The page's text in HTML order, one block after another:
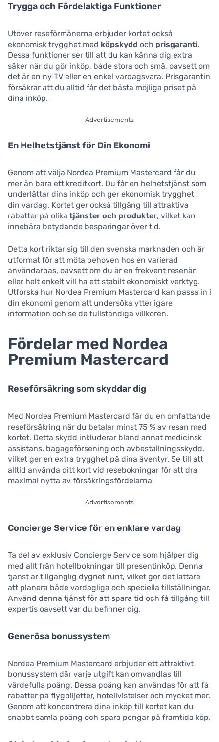
Trygga och Fördelaktiga Funktioner
Utöver reseförmånerna erbjuder kortet också
ekonomisk trygghet med köpskydd och prisgaranti.
Dessa funktioner ser till att du kan känna dig extra
säker när du gör inköp, både stora och små, oavsett om
det är en ny TV eller en enkel vardagsvara. Prisgarantin
försäkrar att du alltid får det bästa möjliga priset på
dina inköp.
Advertisements
En Helhetstjänst för Din Ekonomi
Genom att välja Nordea Premium Mastercard får du
mer än bara ett kreditkort. Du får en helhetstjänst som
underlättar dina inköp och ger ekonomisk trygghet i
din vardag. Kortet ger också tillgång till attraktiva
rabatter på olika tjänster och produkter, vilket kan
innebära betydande besparingar över tid.
Detta kort riktar sig till den svenska marknaden och är
utformat för att möta behoven hos en varierad
användarbas, oavsett om du är en frekvent resenär
eller helt enkelt vill ha ett stabilt ekonomiskt verktyg.
Utforska hur Nordea Premium Mastercard kan passa in i
din ekonomi genom att undersöka ytterligare
information och se de fullständiga villkoren.
Fördelar med Nordea
Premium Mastercard
Reseförsäkring som skyddar dig
Med Nordea Premium Mastercard får du en omfattande
reseförsäkring när du betalar minst 75 % av resan med
kortet. Detta skydd inkluderar bland annat medicinsk
assistans, bagageförsening och avbeställningsskydd,
vilket ger en extra trygghet på dina äventyr. Se till att
alltid använda ditt kort vid resebokningar för att dra
maximal nytta av försäkringsfördelarna.
Advertisements
Concierge Service för en enklare vardag
Ta del av exklusiv Concierge Service som hjälper dig
med allt från hotellbokningar till presentinköp. Denna
tjänst är tillgänglig dygnet runt, vilket gör det lättare
att planera både vardagliga och speciella tillställningar.
Använd denna tjänst för att spara tid och få tillgång till
expertis oavsett var du befinner dig.
Generösa bonussystem
Nordea Premium Mastercard erbjuder ett attraktivt
bonussystem där varje utgift kan omvandlas till
värdefulla poäng. Dessa poäng kan användas för att få
rabatter på flygbiljetter, hotellvistelser och mycket mer.
Genom att koncentrera dina inköp till kortet kan du
snabbt samla poäng och spara pengar på framtida köp.